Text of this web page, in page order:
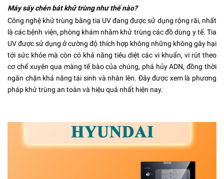
Máy sấy chén bát khử trùng như thế nào?
Công nghệ khử trùng bằng tia UV đang được sử dụng rộng rãi, nhất
là các bệnh viện, phòng khám nhằm khử trùng các đồ dùng y tế. Tia
UV được sử dụng ở cường độ thích hợp không những không gây hại
tới sức khỏe mà còn có khả năng tiêu diệt các vi khuẩn, vi rút theo
cơ chế xuyên qua màng tế bào của chúng, phá hủy ADN, đồng thời
ngăn chặn khả năng tái sinh và nhân lên. Đây được xem là phương
pháp khử trùng an toàn và hiệu quả nhất hiện nay.